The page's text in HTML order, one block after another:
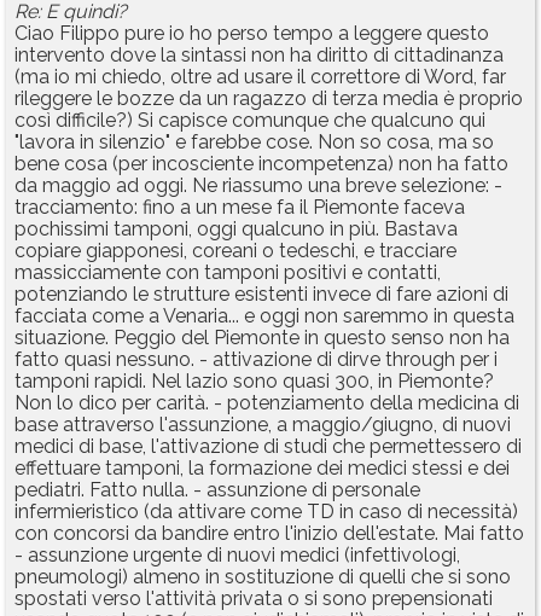
Re: E quindi?
Ciao Filippo pure io ho perso tempo a leggere questo
intervento dove la sintassi non ha diritto di cittadinanza
(ma io mi chiedo, oltre ad usare il correttore di Word, far
rileggere le bozze da un ragazzo di terza media è proprio
così difficile?) Si capisce comunque che qualcuno qui
"lavora in silenzio" e farebbe cose. Non so cosa, ma so
bene cosa (per incosciente incompetenza) non ha fatto
da maggio ad oggi. Ne riassumo una breve selezione: -
tracciamento: fino a un mese fa il Piemonte faceva
pochissimi tamponi, oggi qualcuno in più. Bastava
copiare giapponesi, coreani o tedeschi, e tracciare
massicciamente con tamponi positivi e contatti,
potenziando le strutture esistenti invece di fare azioni di
facciata come a Venaria... e oggi non saremmo in questa
situazione. Peggio del Piemonte in questo senso non ha
fatto quasi nessuno. - attivazione di dirve through per i
tamponi rapidi. Nel lazio sono quasi 300, in Piemonte?
Non lo dico per carità. - potenziamento della medicina di
base attraverso l'assunzione, a maggio/giugno, di nuovi
medici di base, l'attivazione di studi che permettessero di
effettuare tamponi, la formazione dei medici stessi e dei
pediatri. Fatto nulla. - assunzione di personale
infermieristico (da attivare come TD in caso di necessità)
con concorsi da bandire entro l'inizio dell'estate. Mai fatto
- assunzione urgente di nuovi medici (infettivologi,
pneumologi) almeno in sostituzione di quelli che si sono
spostati verso l'attività privata o si sono prepensionati